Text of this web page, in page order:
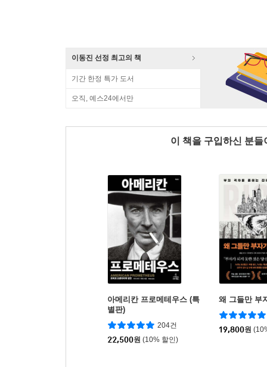
이동진 선정 최고의 책
기간 한정 특가 도서
오직, 예스24에서만
이 책을 구입하신 분
아메리칸 프로메테우스 (특
별판)
204건
22,500원 (10% 할인)
왜 그들만 부
19,800원